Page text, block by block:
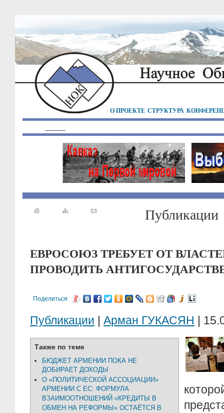
О ПРОЕКТЕ СТРУКТУРА
Публикации
ЕВРОСОЮЗ ТРЕБУЕТ ОТ
ПРОВОДИТЬ
Поделиться
Публикации | Арман ГУКАСЯН |
Также по теме
БЮДЖЕТ АРМЕНИИ ПОКА НЕ
ДОБИРАЕТ ДОХОДЫ
О «ПОЛИТИЧЕСКОЙ АССОЦИАЦИИ»
АРМЕНИИ С ЕС: ФОРМУЛА
ВЗАИМООТНОШЕНИЙ «КРЕДИТЫ В
ОБМЕН НА РЕФОРМЫ» ОСТАЁТСЯ В